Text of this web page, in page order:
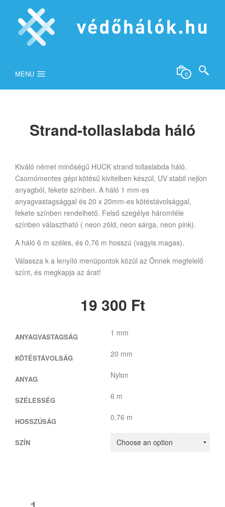
MENU 0
Strand-tollaslabda háló
Kiváló német minőségű HUCK strand tollaslabda háló.
Csomómentes gépi kötésű kivitelben készül, UV stabil nejlon
anyagból, fekete színben. A háló 1 mm-es
anyagvastagsággal és 20 x 20mm-es kötéstávolsággal,
fekete színben rendelhető. Felső szegélye háromféle
színben választható ( neon zöld, neon sárga, neon pink).
A háló 6 m széles, és 0,76 m hosszú (vagyis magas).
Válassza k a lenyíló menüpontok közül az Önnek megfelelő
színt, és megkapja az árat!
19 300 Ft
ANYAGVASTAGSÁG 1 mm
KÖTÉSTÁVOLSÁG 20 mm
ANYAG Nylon
SZÉLESSÉG 6 m
HOSSZÚSÁG 0,76 m
SZÍN